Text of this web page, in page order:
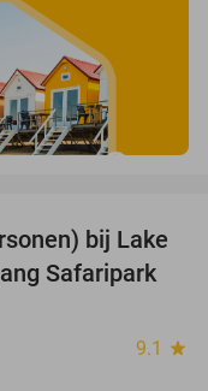
53%
bij Lake
Safaripark
9.1 star